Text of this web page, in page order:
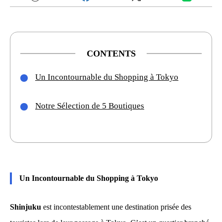
CONTENTS
Un Incontournable du Shopping à Tokyo
Notre Sélection de 5 Boutiques
Un Incontournable du Shopping à Tokyo
Shinjuku est incontestablement une destination prisée des